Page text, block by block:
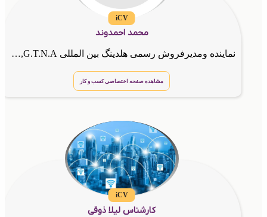
iCV
محمد احمدوند
نماینده ومدیرفروش رسمی هلدینگ بین المللی G.T.N.A,مشاور کسب وکارهای اینترنتی
مشاهده صفحه اختصاصی کسب و کار
iCV
کارشناس لیلا ذوقی